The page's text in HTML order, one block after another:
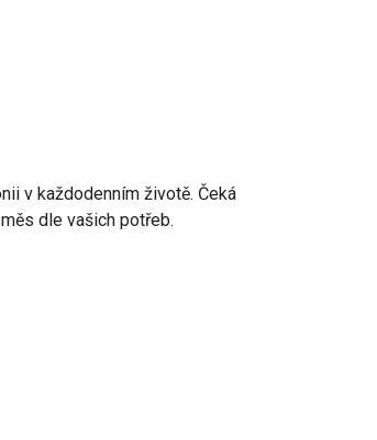
v každodenním životě. Čeká
dle vašich potřeb.